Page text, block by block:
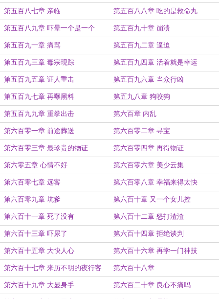
第五百八七章 亲临 第五百八八章 吃的是救命丸
第五百八九章 吓晕一个是一个 第五百九十章 崩溃
第五百九一章 痛骂 第五百九二章 逼迫
第五百九三章 毒宗现踪 第五百九四章 活着就是幸运
第五百九五章 证人重击 第五百九六章 当众行凶
第五百九七章 再曝黑料 第五九八章 狗咬狗
第五百九九章 重拳出击 第六百章 内乱
第六百零一章 前途葬送 第六百零二章 寻宝
第六百零三章 最珍贵的物证 第六百零四章 再得物证
第六零五章 心情不好 第六百零六章 美少云集
第六百零七章 远客 第六百零八章 幸福来得太快
第六百零九章 坑爹 第六百十章 又一个女儿控
第六百十一章 死了没有 第六百十二章 怒打渣渣
第六百十三章 吓尿了 第六百十四章 拒绝谈判
第六百十五章 大快人心 第六百十六章 再学一门神技
第六百十七章 来历不明的夜行客 第六百十八章
第六百十九章 大显身手 第六百二十章 良心不痛吗